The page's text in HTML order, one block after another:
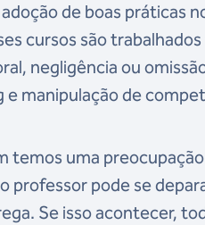
de boas práticas
cursos são
negligência ou
manipulação de
temos uma
professor pode se
Se isso acontecer,